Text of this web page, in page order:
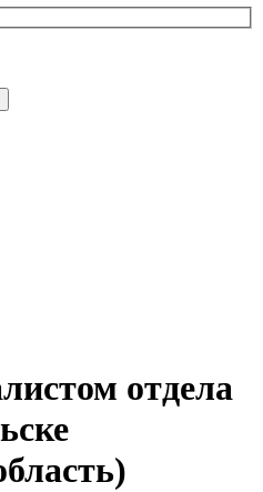
отдела